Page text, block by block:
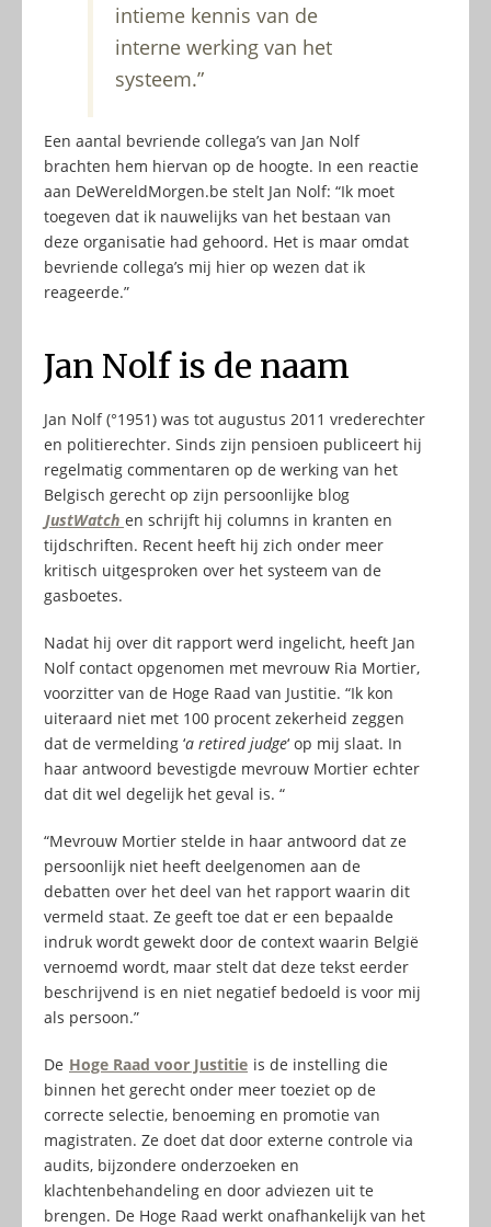
intieme kennis van de
interne werking van het
systeem.”
Een aantal bevriende collega’s van Jan Nolf
brachten hem hiervan op de hoogte. In een reactie
aan DeWereldMorgen.be stelt Jan Nolf: “Ik moet
toegeven dat ik nauwelijks van het bestaan van
deze organisatie had gehoord. Het is maar omdat
bevriende collega’s mij hier op wezen dat ik
reageerde.”
Jan Nolf is de naam
Jan Nolf (°1951) was tot augustus 2011 vrederechter
en politierechter. Sinds zijn pensioen publiceert hij
regelmatig commentaren op de werking van het
Belgisch gerecht op zijn persoonlijke blog
JustWatch en schrijft hij columns in kranten en
tijdschriften. Recent heeft hij zich onder meer
kritisch uitgesproken over het systeem van de
gasboetes.
Nadat hij over dit rapport werd ingelicht, heeft Jan
Nolf contact opgenomen met mevrouw Ria Mortier,
voorzitter van de Hoge Raad van Justitie. “Ik kon
uiteraard niet met 100 procent zekerheid zeggen
dat de vermelding ‘a retired judge‘ op mij slaat. In
haar antwoord bevestigde mevrouw Mortier echter
dat dit wel degelijk het geval is. “
“Mevrouw Mortier stelde in haar antwoord dat ze
persoonlijk niet heeft deelgenomen aan de
debatten over het deel van het rapport waarin dit
vermeld staat. Ze geeft toe dat er een bepaalde
indruk wordt gewekt door de context waarin België
vernoemd wordt, maar stelt dat deze tekst eerder
beschrijvend is en niet negatief bedoeld is voor mij
als persoon.”
De Hoge Raad voor Justitie is de instelling die
binnen het gerecht onder meer toeziet op de
correcte selectie, benoeming en promotie van
magistraten. Ze doet dat door externe controle via
audits, bijzondere onderzoeken en
klachtenbehandeling en door adviezen uit te
brengen. De Hoge Raad werkt onafhankelijk van het